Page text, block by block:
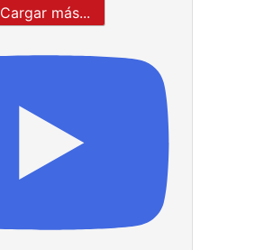
Cargar más...